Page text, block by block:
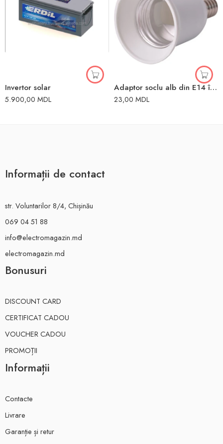
Invertor solar
5.900,00 MDL
Adaptor soclu alb din E14 în E27 Enext
23,00 MDL
Informații de contact
str. Voluntarilor 8/4, Chișinău
069 04 51 88
info@electromagazin.md
electromagazin.md
Bonusuri
DISCOUNT CARD
CERTIFICAT CADOU
VOUCHER CADOU
PROMOȚII
Informații
Contacte
Livrare
Garanție și retur